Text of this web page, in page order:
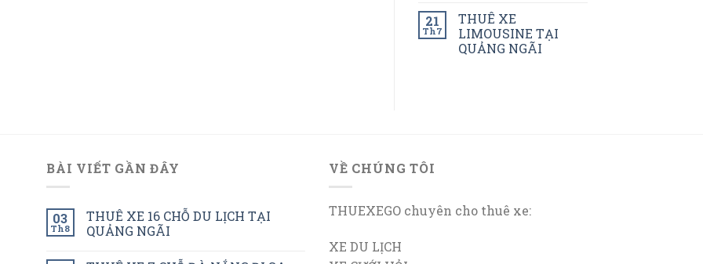
21
Th7
THUÊ XE
LIMOUSINE TẠI
QUẢNG NGÃI
BÀI VIẾT GẦN ĐÂY
03
Th8
THUÊ XE 16 CHỖ DU LỊCH TẠI
QUẢNG NGÃI
VỀ CHÚNG TÔI
THUEXEGO chuyên cho thuê xe:
XE DU LỊCH